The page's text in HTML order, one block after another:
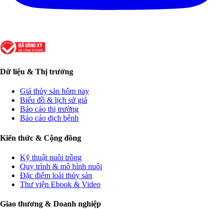
Dữ liệu & Thị trường
Giá thủy sản hôm nay
Biểu đồ & lịch sử giá
Báo cáo thị trường
Báo cáo dịch bệnh
Kiến thức & Cộng đồng
Kỹ thuật nuôi trồng
Quy trình & mô hình nuôi
Đặc điểm loài thủy sản
Thư viện Ebook & Video
Giao thương & Doanh nghiệp